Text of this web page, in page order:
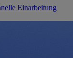
Einarbeitung